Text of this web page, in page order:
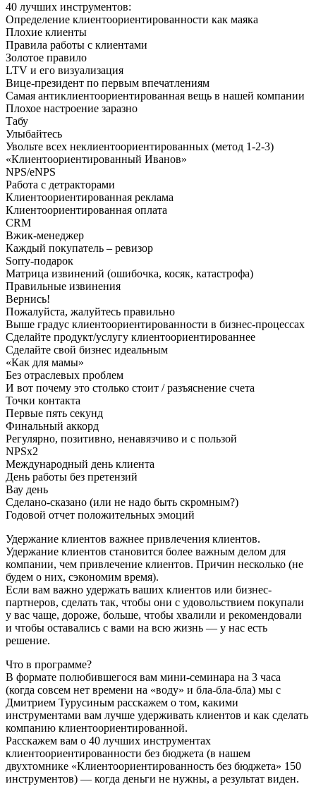
40 лучших инструментов:
Определение клиентоориентированности как маяка
Плохие клиенты
Правила работы с клиентами
Золотое правило
LTV и его визуализация
Вице-президент по первым впечатлениям
Самая антиклиентоориентированная вещь в нашей компании
Плохое настроение заразно
Табу
Улыбайтесь
Увольте всех неклиентоориентированных (метод 1-2-3)
«Клиентоориентированный Иванов»
NPS/eNPS
Работа с детракторами
Клиентоориентированная реклама
Клиентоориентированная оплата
CRM
Вжик-менеджер
Каждый покупатель – ревизор
Sorry-подарок
Матрица извинений (ошибочка, косяк, катастрофа)
Правильные извинения
Вернись!
Пожалуйста, жалуйтесь правильно
Выше градус клиентоориентированности в бизнес-процессах
Сделайте продукт/услугу клиентоориентированнее
Сделайте свой бизнес идеальным
«Как для мамы»
Без отраслевых проблем
И вот почему это столько стоит / разъяснение счета
Точки контакта
Первые пять секунд
Финальный аккорд
Регулярно, позитивно, ненавязчиво и с пользой
NPSx2
Международный день клиента
День работы без претензий
Вау день
Сделано-сказано (или не надо быть скромным?)
Годовой отчет положительных эмоций
Удержание клиентов важнее привлечения клиентов.
Удержание клиентов становится более важным делом для
компании, чем привлечение клиентов. Причин несколько (не
будем о них, сэкономим время).
Если вам важно удержать ваших клиентов или бизнес-
партнеров, сделать так, чтобы они с удовольствием покупали
у вас чаще, дороже, больше, чтобы хвалили и рекомендовали
и чтобы оставались с вами на всю жизнь — у нас есть
решение.
Что в программе?
В формате полюбившегося вам мини-семинара на 3 часа
(когда совсем нет времени на «воду» и бла-бла-бла) мы с
Дмитрием Турусиным расскажем о том, какими
инструментами вам лучше удерживать клиентов и как сделать
компанию клиентоориентированной.
Расскажем вам о 40 лучших инструментах
клиентоориентированности без бюджета (в нашем
двухтомнике «Клиентоориентированность без бюджета» 150
инструментов) — когда деньги не нужны, а результат виден.